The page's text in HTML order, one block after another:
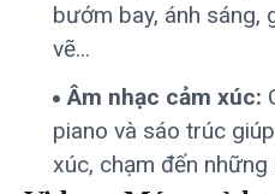
bướm bay, ánh sáng,
vẽ...
Âm nhạc cảm xúc:
piano và sáo trúc
xúc, chạm đến